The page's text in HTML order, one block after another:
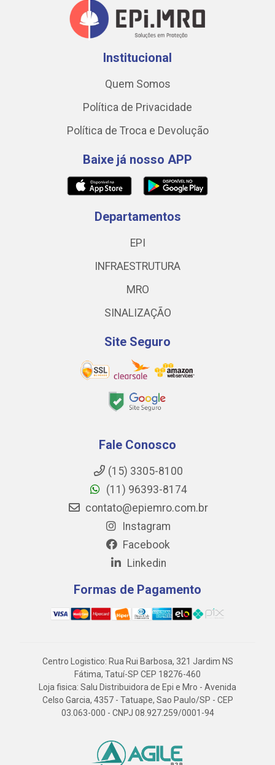
Institucional
Quem Somos
Política de Privacidade
Política de Troca e Devolução
Baixe já nosso APP
Departamentos
EPI
INFRAESTRUTURA
MRO
SINALIZAÇÃO
Site Seguro
Fale Conosco
(15) 3305-8100
(11) 96393-8174
contato@epiemro.com.br
Instagram
Facebook
Linkedin
Formas de Pagamento
Centro Logistico: Rua Rui Barbosa, 321 Jardim NS
Fátima, Tatuí-SP CEP 18276-460
Loja fisica: Salu Distribuidora de Epi e Mro - Avenida
Celso Garcia, 4357 - Tatuape, Sao Paulo/SP - CEP
03.063-000 - CNPJ 08.927.259/0001-94